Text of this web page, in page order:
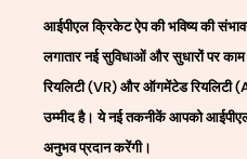
आईपीएल क्रिकेट ऐप की भविष्य की
लगातार नई सुविधाओं और सुधारों पर
रियलिटी (VR) और ऑगमेंटेड रियलिटी
उम्मीद है। ये नई तकनीकें आपको
अनुभव प्रदान करेंगी।